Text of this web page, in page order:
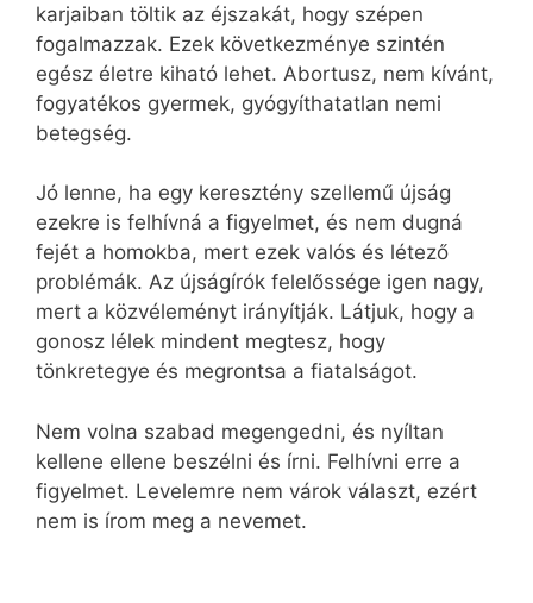
karjaiban töltik az éjszakát, hogy szépen
fogalmazzak. Ezek következménye szintén
egész életre kiható lehet. Abortusz, nem kívánt,
fogyatékos gyermek, gyógyíthatatlan nemi
betegség.
Jó lenne, ha egy keresztény szellemű újság
ezekre is felhívná a figyelmet, és nem dugná
fejét a homokba, mert ezek valós és létező
problémák. Az újságírók felelőssége igen nagy,
mert a közvéleményt irányítják. Látjuk, hogy a
gonosz lélek mindent megtesz, hogy
tönkretegye és megrontsa a fiatalságot.
Nem volna szabad megengedni, és nyíltan
kellene ellene beszélni és írni. Felhívni erre a
figyelmet. Levelemre nem várok választ, ezért
nem is írom meg a nevemet.